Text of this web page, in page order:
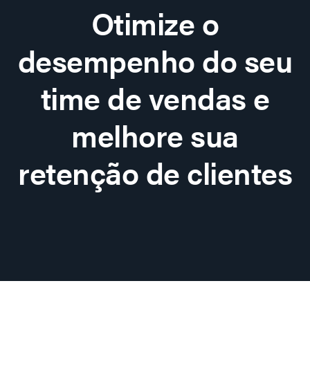
Otimize o
desempenho do seu
time de vendas e
melhore sua
retenção de clientes